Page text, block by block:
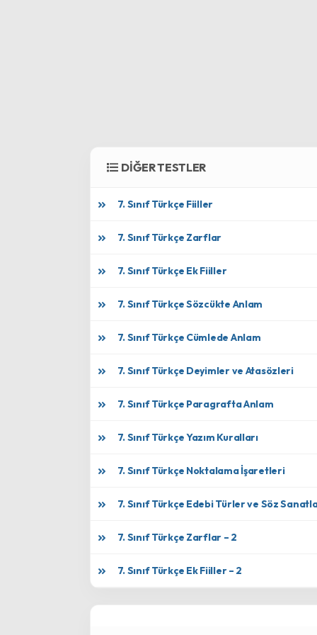
DİĞER TESTLER
7. Sınıf Türkçe Fiiller
7. Sınıf Türkçe Zarflar
7. Sınıf Türkçe Ek Fiiller
7. Sınıf Türkçe Sözcükte Anlam
7. Sınıf Türkçe Cümlede Anlam
7. Sınıf Türkçe Deyimler ve Atasözleri
7. Sınıf Türkçe Paragrafta Anlam
7. Sınıf Türkçe Yazım Kuralları
7. Sınıf Türkçe Noktalama İşaretleri
7. Sınıf Türkçe Edebi Türler ve Söz
7. Sınıf Türkçe Zarflar – 2
7. Sınıf Türkçe Ek Fiiller – 2